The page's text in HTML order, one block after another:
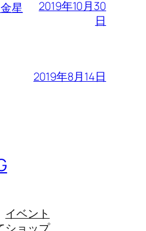
星
2019年10月30
日
2019年8月14日
イベント
ショップ